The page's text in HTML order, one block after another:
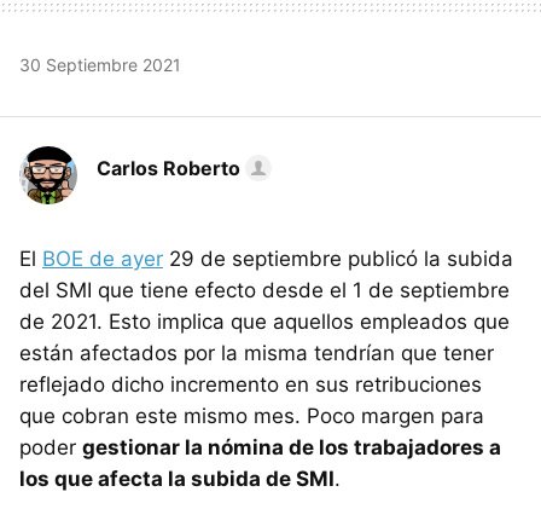
30 Septiembre 2021
Carlos Roberto
El BOE de ayer 29 de septiembre publicó la subida
del SMI que tiene efecto desde el 1 de septiembre
de 2021. Esto implica que aquellos empleados que
están afectados por la misma tendrían que tener
reflejado dicho incremento en sus retribuciones
que cobran este mismo mes. Poco margen para
poder gestionar la nómina de los trabajadores a
los que afecta la subida de SMI.